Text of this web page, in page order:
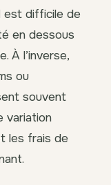
est difficile de
en dessous
À l’inverse,
ou
souvent
variation
les frais de